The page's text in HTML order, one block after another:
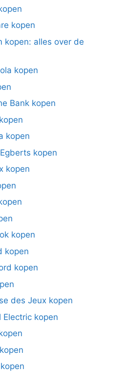
kopen
kopen: alles over de
kopen
Bank kopen
kopen
kopen
kopen
kopen
kopen
kopen
des Jeux kopen
Electric kopen